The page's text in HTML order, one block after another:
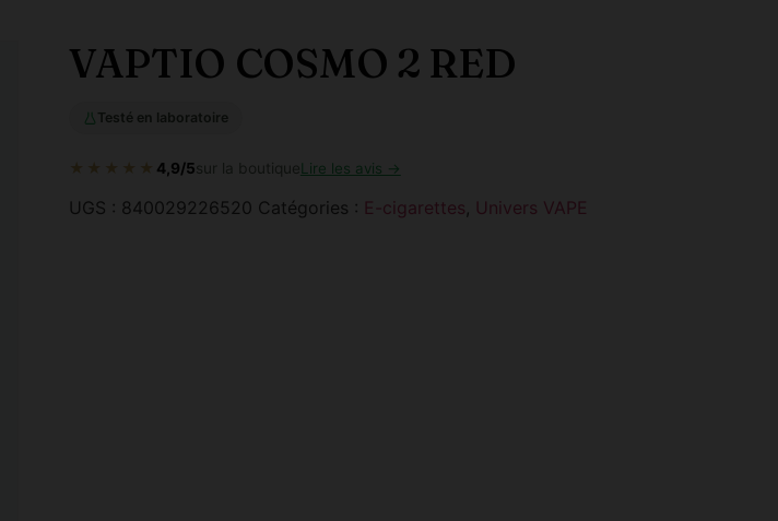
VAPTIO COSMO 2 RED
Testé en laboratoire
★★★★★ 4,9/5sur la boutiqueLire les avis →
UGS : 840029226520 Catégories : E-cigarettes, Univers VAPE